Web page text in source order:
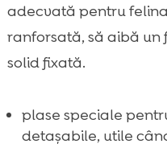
adecvată pentru
ranforsată, să aibă un
solid fixată.
plase speciale
detașabile, utile